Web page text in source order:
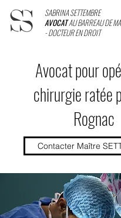
SABRINA SETTEMBRE
AVOCATAU BARREAU DE
- DOCTEUR EN DROIT
Avocat pour
chirurgie ratée
Rognac
Contacter Maître